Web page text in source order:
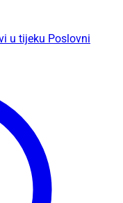
u tijeku Poslovni